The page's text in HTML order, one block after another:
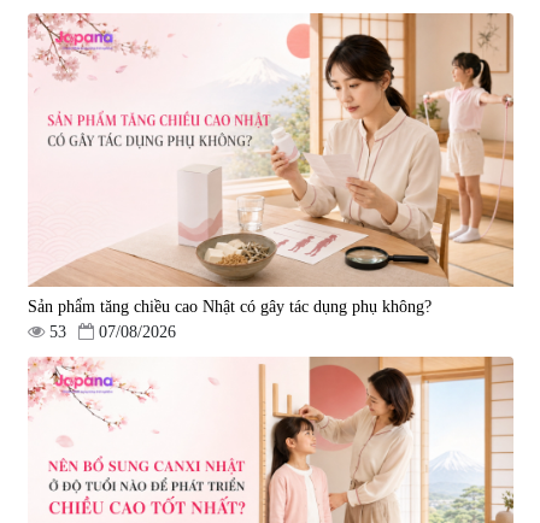
Sản phẩm tăng chiều cao Nhật có gây tác dụng phụ không?
53
07/08/2026